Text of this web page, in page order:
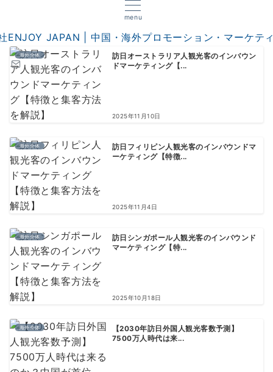
menu
海外全体
訪日オーストラリア人観光客のインバウン
ドマーケティング【...
2025年11月10日
海外全体
訪日フィリピン人観光客のインバウンドマ
ーケティング【特徴...
2025年11月4日
海外全体
訪日シンガポール人観光客のインバウンド
マーケティング【特...
2025年10月18日
海外全体
【2030年訪日外国人観光客数予測】
7500万人時代は来...